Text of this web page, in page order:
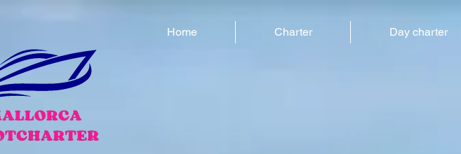
Home Charter Day charter